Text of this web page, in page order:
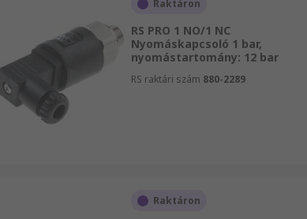
Raktáron
RS PRO 1 NO/1 NC
Nyomáskapcsoló 1 bar,
nyomástartomány: 12 bar
RS raktári szám 880-2289
Raktáron